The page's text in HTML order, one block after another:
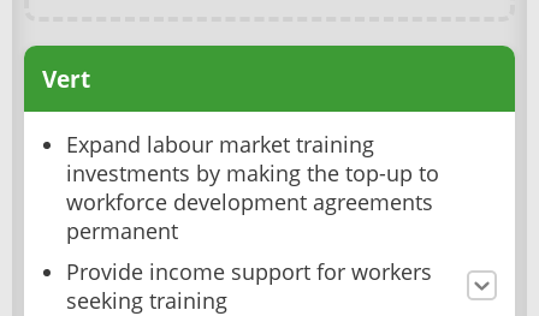
Vert
Expand labour market training
investments by making the top-up to
workforce development agreements
permanent
Provide income support for workers
seeking training